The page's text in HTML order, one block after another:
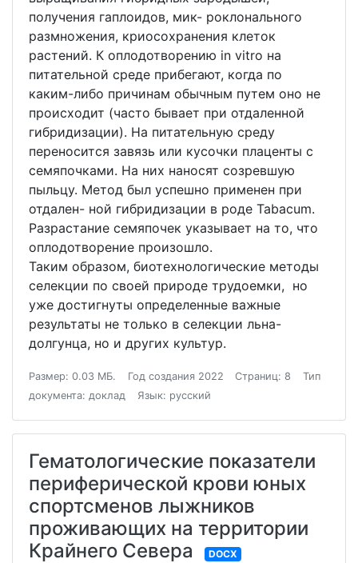
получения гаплоидов, мик- роклонального
размножения, криосохранения клеток
растений. К оплодотворению in vitro на
питательной среде прибегают, когда по
каким-либо причинам обычным путем оно не
происходит (часто бывает при отдаленной
гибридизации). На питательную среду
переносится завязь или кусочки плаценты с
семяпочками. На них наносят созревшую
пыльцу. Метод был успешно применен при
отдален- ной гибридизации в роде Tabacum.
Разрастание семяпочек указывает на то, что
оплодотворение произошло.
Таким образом, биотехнологические методы
селекции по своей природе трудоемки, но
уже достигнуты определенные важные
результаты не только в селекции льна-
долгунца, но и других культур.
Размер: 0.03 МБ. Год создания 2022 Страниц: 8
Тип
документа: доклад
Язык: русский
Гематологические показатели
периферической крови юных
спортсменов лыжников
проживающих на территории
Крайнего Севера
DOCX